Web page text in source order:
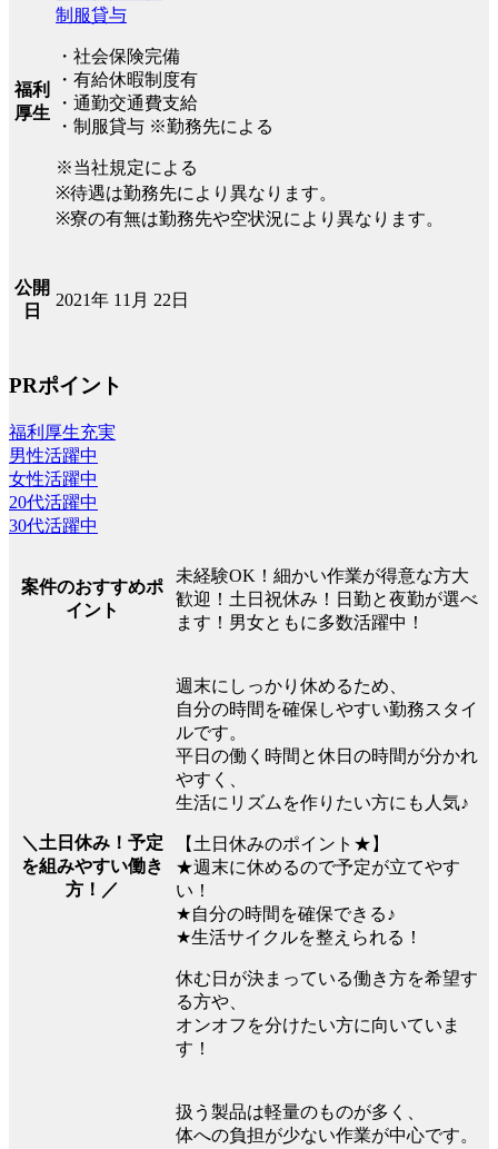
福利
厚生
制服貸与
・社会保険完備
・有給休暇制度有
・通勤交通費支給
・制服貸与 ※勤務先による
※当社規定による
※待遇は勤務先により異なります。
※寮の有無は勤務先や空状況により異なります。
公開
日
2021年 11月 22日
PRポイント
福利厚生充実
男性活躍中
女性活躍中
20代活躍中
30代活躍中
案件のおすすめポ
イント
未経験OK！細かい作業が得意な方大
歓迎！土日祝休み！日勤と夜勤が選べ
ます！男女ともに多数活躍中！
＼土日休み！予定
を組みやすい働き
方！／
週末にしっかり休めるため、
自分の時間を確保しやすい勤務スタイ
ルです。
平日の働く時間と休日の時間が分かれ
やすく、
生活にリズムを作りたい方にも人気♪
【土日休みのポイント★】
★週末に休めるので予定が立てやす
い！
★自分の時間を確保できる♪
★生活サイクルを整えられる！
休む日が決まっている働き方を希望す
る方や、
オンオフを分けたい方に向いていま
す！
扱う製品は軽量のものが多く、
体への負担が少ない作業が中心です。